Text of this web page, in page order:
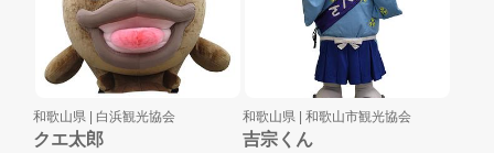
和歌山県 | 白浜観光協会
クエ太郎
和歌山県 | 和歌山市観光協会
吉宗くん